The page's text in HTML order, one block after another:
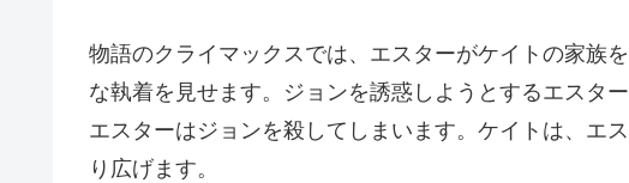
物語のクライマックスでは、エスターがケイトの家族
な執着を見せます。ジョンを誘惑しようとするエスタ
エスターはジョンを殺してしまいます。ケイトは、エ
り広げます。